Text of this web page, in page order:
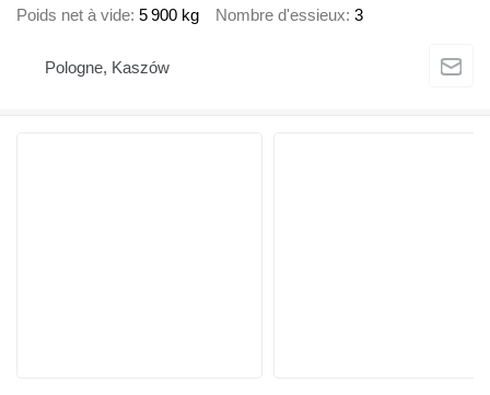
Poids net à vide 5 900 kg Nombre d'essieux 3
Pologne, Kaszów